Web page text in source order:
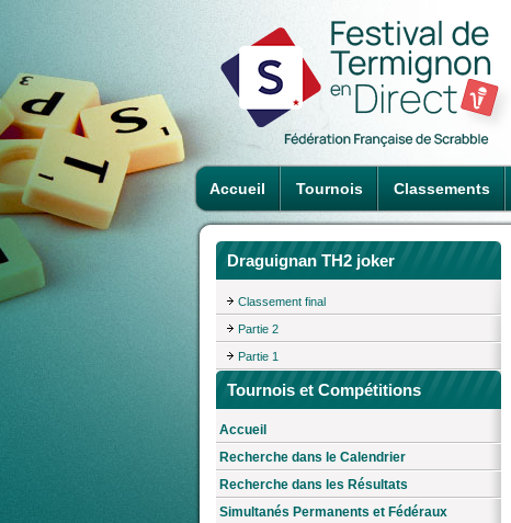
Accueil Tournois Classements
Draguignan TH2 joker
Classement final
Partie 2
Partie 1
Tournois et Compétitions
Accueil
Recherche dans le Calendrier
Recherche dans les Résultats
Simultanés Permanents et Fédéraux